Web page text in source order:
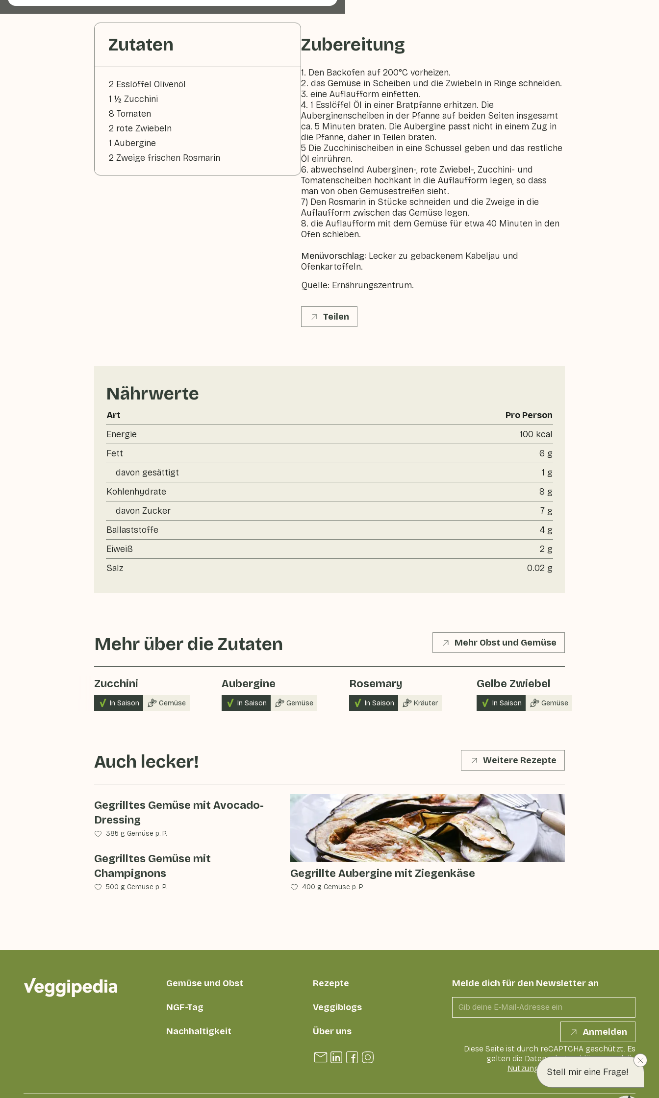
Stell mir eine Frage!
Zutaten
2 Esslöffel Olivenöl
1 ½ Zucchini
8 Tomaten
2 rote Zwiebeln
1 Aubergine
2 Zweige frischen Rosmarin
Zubereitung
1. Den Backofen auf 200°C vorheizen.
2. das Gemüse in Scheiben und die Zwiebeln in Ringe schneiden.
3. eine Auflaufform einfetten.
4. 1 Esslöffel Öl in einer Bratpfanne erhitzen. Die
Auberginenscheiben in der Pfanne auf beiden Seiten insgesamt
ca. 5 Minuten braten. Die Aubergine passt nicht in einem Zug in
die Pfanne, daher in Teilen braten.
5 Die Zucchinischeiben in eine Schüssel geben und das restliche
Öl einrühren.
6. abwechselnd Auberginen-, rote Zwiebel-, Zucchini- und
Tomatenscheiben hochkant in die Auflaufform legen, so dass
man von oben Gemüsestreifen sieht.
7) Den Rosmarin in Stücke schneiden und die Zweige in die
Auflaufform zwischen das Gemüse legen.
8. die Auflaufform mit dem Gemüse für etwa 40 Minuten in den
Ofen schieben.
Menüvorschlag: Lecker zu gebackenem Kabeljau und
Ofenkartoffeln.
Quelle: Ernährungszentrum.
Teilen
Nährwerte
Art
Pro Person
Energie
100 kcal
Fett
6 g
davon gesättigt
1 g
Kohlenhydrate
8 g
davon Zucker
7 g
Ballaststoffe
4 g
Eiweiß
2 g
Salz
0.02 g
Mehr über die Zutaten Mehr Obst und Gemüse
Zucchini
In Saison Gemüse
Aubergine
In Saison Gemüse
Rosemary
In Saison Kräuter
Gelbe Zwiebel
In Saison Gemüse
Auch lecker! Weitere Rezepte
Gegrilltes Gemüse mit Avocado-
Dressing
385 g Gemüse p. P.
Gegrilltes Gemüse mit
Champignons
500 g Gemüse p. P.
Gegrillte Aubergine mit Ziegenkäse
400 g Gemüse p. P.
Gemüse und Obst Rezepte
NGF-Tag Veggiblogs
Nachhaltigkeit Über uns
Melde dich für den Newsletter an
Anmelden
Diese Seite ist durch reCAPTCHA geschützt. Es
gelten die Datenschutzerklärungund die
Nutzungsbedingungenvon Google